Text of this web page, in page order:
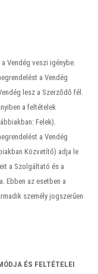
Vendég veszi igénybe.
a Vendég
lesz a Szerződő fél.
a feltételek
Felek).
a Vendég
Közvetítő) adja le
a Szolgáltató és a
Ebben az esetben a
személy jogszerűen
ÉS FELTÉTELEI